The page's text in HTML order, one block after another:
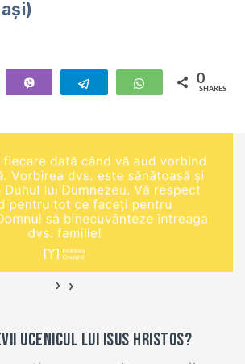
Telegram WhatsApp
0
SHARES
‹ ›
ucenicul lui Isus Hristos?